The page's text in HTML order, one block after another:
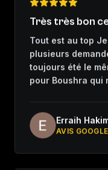
Très très bon
Tout est au top
plusieurs
toujours été le même :
pour Boushra qui
Erraih
AVIS GOOGLE